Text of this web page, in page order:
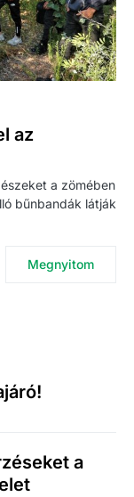
az
a zömében
bűnbandák látják
Megnyitom
a